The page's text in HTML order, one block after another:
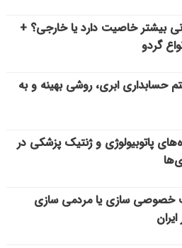
بیشتر خاصیت دارد یا خارجی؟ +
گردو
حسابداری ابری، روشی بهینه و به
پاتوبیولوژی و ژنتیک پزشکی در
سازی یا مردمی سازی